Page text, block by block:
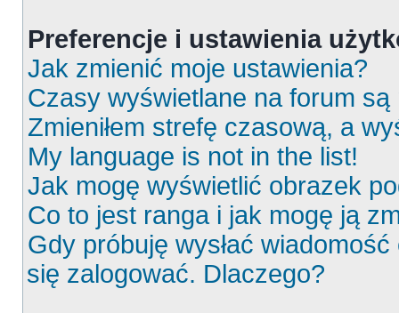
Preferencje i ustawienia
Jak zmienić moje ustawienia?
Czasy wyświetlane na forum są
Zmieniłem strefę czasową, a
My language is not in the list!
Jak mogę wyświetlić obrazek
Co to jest ranga i jak mogę ją
Gdy próbuję wysłać
się zalogować. Dlaczego?